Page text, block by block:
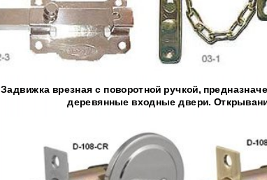
Задвижка врезная с поворотной ручкой,
деревянные входные двери.